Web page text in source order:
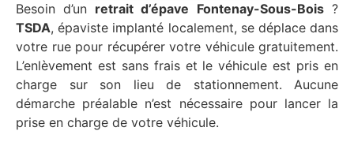
Besoin d’un retrait d’épave Fontenay-Sous-Bois ?
TSDA, épaviste implanté localement, se déplace dans
votre rue pour récupérer votre véhicule gratuitement.
L’enlèvement est sans frais et le véhicule est pris en
charge sur son lieu de stationnement. Aucune
démarche préalable n’est nécessaire pour lancer la
prise en charge de votre véhicule.